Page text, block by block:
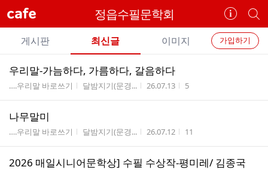
cafe 정읍수필문학회
카
페
정
보
개
별
카
페
카
페
메
가입하기
게시판 최신글 이미지
전
글
리
우리말-가늠하다, 가름하다, 갈음하다
게시판명
….우리말 바로쓰기 작성자
달밤지기(문경... 작성시간
26.07.13 조회수
5
나무말미
게시판명
….우리말 바로쓰기 작성자
달밤지기(문경... 작성시간
26.07.12 조회수
11
2026 매일시니어문학상] 수필 수상작-평미레/ 김종국